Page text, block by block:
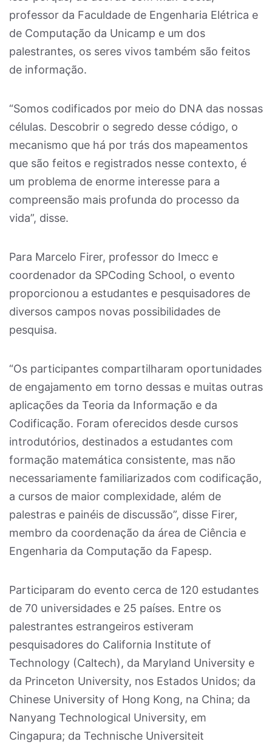
professor da Faculdade de Engenharia Elétrica e
de Computação da Unicamp e um dos
palestrantes, os seres vivos também são feitos
de informação.
“Somos codificados por meio do DNA das nossas
células. Descobrir o segredo desse código, o
mecanismo que há por trás dos mapeamentos
que são feitos e registrados nesse contexto, é
um problema de enorme interesse para a
compreensão mais profunda do processo da
vida”, disse.
Para Marcelo Firer, professor do Imecc e
coordenador da SPCoding School, o evento
proporcionou a estudantes e pesquisadores de
diversos campos novas possibilidades de
pesquisa.
“Os participantes compartilharam oportunidades
de engajamento em torno dessas e muitas outras
aplicações da Teoria da Informação e da
Codificação. Foram oferecidos desde cursos
introdutórios, destinados a estudantes com
formação matemática consistente, mas não
necessariamente familiarizados com codificação,
a cursos de maior complexidade, além de
palestras e painéis de discussão”, disse Firer,
membro da coordenação da área de Ciência e
Engenharia da Computação da Fapesp.
Participaram do evento cerca de 120 estudantes
de 70 universidades e 25 países. Entre os
palestrantes estrangeiros estiveram
pesquisadores do California Institute of
Technology (Caltech), da Maryland University e
da Princeton University, nos Estados Unidos; da
Chinese University of Hong Kong, na China; da
Nanyang Technological University, em
Cingapura; da Technische Universiteit